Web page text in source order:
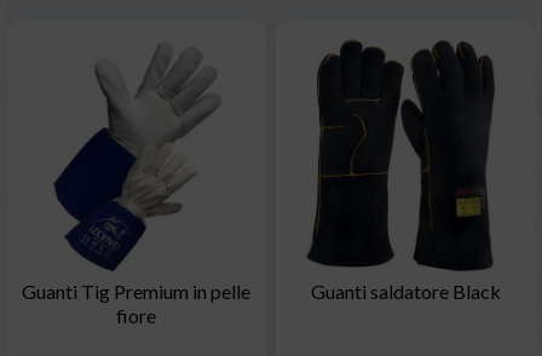
Guanti Tig Premium in pelle
fiore
Guanti saldatore Black